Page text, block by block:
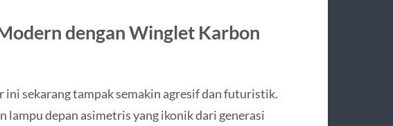
dengan Winglet Karbon
sekarang tampak semakin agresif dan futuristik.
lampu depan asimetris yang ikonik dari generasi